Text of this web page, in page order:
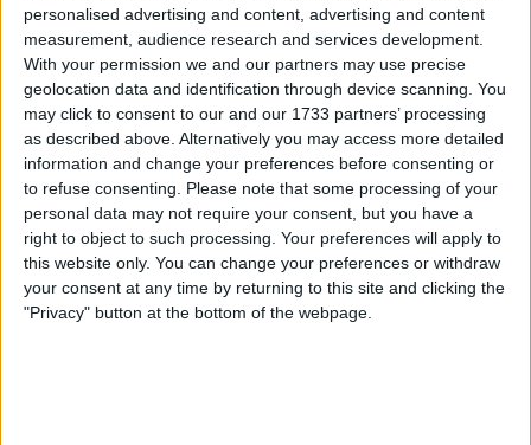
personalised advertising and content, advertising and content
measurement, audience research and services development.
With your permission we and our partners may use precise
geolocation data and identification through device scanning. You
may click to consent to our and our 1733 partners’ processing
as described above. Alternatively you may access more detailed
information and change your preferences before consenting or
to refuse consenting.
Please note that some processing of your
personal data may not require your consent, but you have a
right to object to such processing. Your preferences will apply to
this website only. You can change your preferences or withdraw
your consent at any time by returning to this site and clicking the
"Privacy" button at the bottom of the webpage.
Logo na primeira hora de corrida, quando o pelotão
enfrentava a fase montanhosa mais exigente, entre
os quilómetros 20 e 55, De Lie começou a dar sinais
de quebra. Incapaz de seguir o ritmo do grupo
principal, acabou por ceder terreno, visivelmente
debilitado. Ainda tentou recuperar após um curto